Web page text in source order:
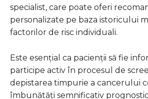
specialist, care poate oferi
personalizate pe baza istoricului
factorilor de risc individuali.
Este esențial ca pacienții să fie
participe activ în procesul de
depistarea timpurie a cancerului
îmbunătăți semnificativ